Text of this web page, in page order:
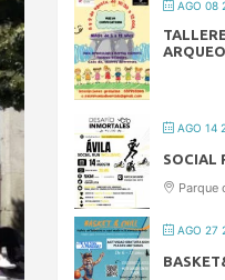
AGO 08
AGO 14
SOCIAL
Parque
AGO 27